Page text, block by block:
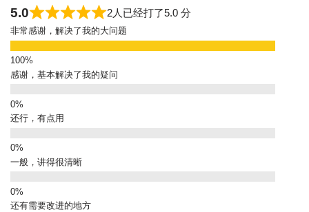
5.0 2人已经打了5.0 分
非常感谢，解决了我的大问题
感谢，基本解决了我的疑问
还行，有点用
一般，讲得很清晰
还有需要改进的地方